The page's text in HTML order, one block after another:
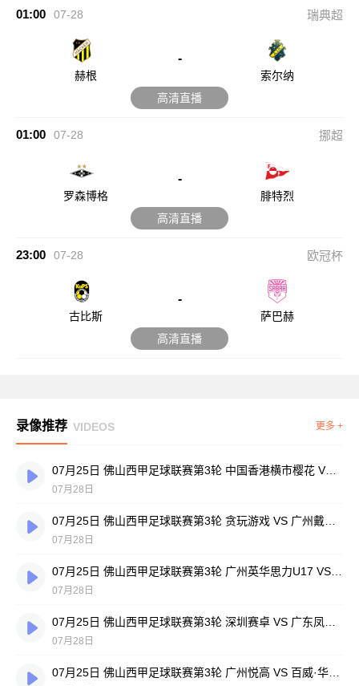
01:00 07-28 瑞典超
赫根
-
索尔纳
高清直播
01:00 07-28 挪超
罗森博格
-
腓特烈
高清直播
23:00 07-28 欧冠杯
古比斯
-
萨巴赫
高清直播
录像推荐 VIDEOS 更多 +
07月25日 佛山西甲足球联赛第3轮 中国香港横市樱花 VS 吉图省实青年 全场录像
07月28日
07月28日
07月28日
07月28日